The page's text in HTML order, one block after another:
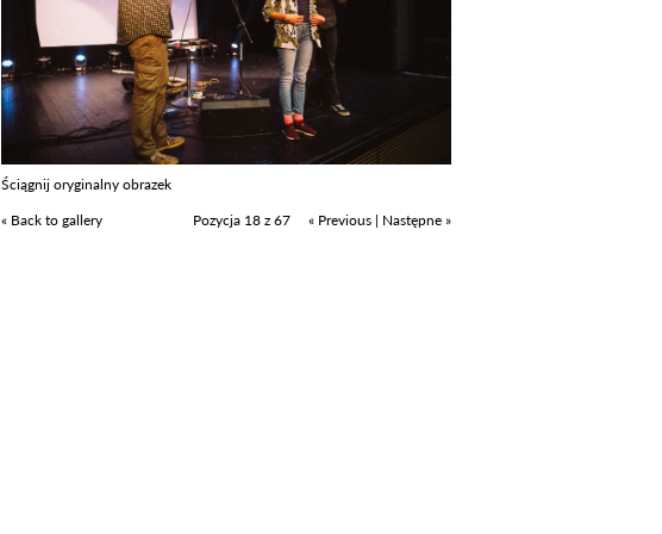
Ściągnij oryginalny obrazek
« Back to gallery
Pozycja 18 z 67 « Previous | Następne »